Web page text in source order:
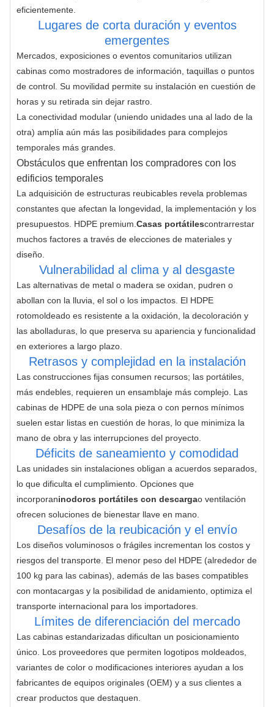
eficientemente.
Lugares de corta duración y eventos
emergentes
Mercados, exposiciones o eventos comunitarios utilizan
cabinas como mostradores de información, taquillas o puntos
de control. Su movilidad permite su instalación en cuestión de
horas y su retirada sin dejar rastro.
La conectividad modular (uniendo unidades una al lado de la
otra) amplía aún más las posibilidades para complejos
temporales más grandes.
Obstáculos que enfrentan los compradores con los
edificios temporales
La adquisición de estructuras reubicables revela problemas
constantes que afectan la longevidad, la implementación y los
presupuestos. HDPE premium. Casas portátilescontrarrestar
muchos factores a través de elecciones de materiales y
diseño.
Vulnerabilidad al clima y al desgaste
Las alternativas de metal o madera se oxidan, pudren o
abollan con la lluvia, el sol o los impactos. El HDPE
rotomoldeado es resistente a la oxidación, la decoloración y
las abolladuras, lo que preserva su apariencia y funcionalidad
en exteriores a largo plazo.
Retrasos y complejidad en la instalación
Las construcciones fijas consumen recursos; las portátiles,
más endebles, requieren un ensamblaje más complejo. Las
cabinas de HDPE de una sola pieza o con pernos mínimos
suelen estar listas en cuestión de horas, lo que minimiza la
mano de obra y las interrupciones del proyecto.
Déficits de saneamiento y comodidad
Las unidades sin instalaciones obligan a acuerdos separados,
lo que dificulta el cumplimiento. Opciones que
incorporaninodoros portátiles con descargao ventilación
ofrecen soluciones de bienestar llave en mano.
Desafíos de la reubicación y el envío
Los diseños voluminosos o frágiles incrementan los costos y
riesgos del transporte. El menor peso del HDPE (alrededor de
100 kg para las cabinas), además de las bases compatibles
con montacargas y la posibilidad de anidamiento, optimiza el
transporte internacional para los importadores.
Límites de diferenciación del mercado
Las cabinas estandarizadas dificultan un posicionamiento
único. Los proveedores que permiten logotipos moldeados,
variantes de color o modificaciones interiores ayudan a los
fabricantes de equipos originales (OEM) y a sus clientes a
crear productos que destaquen.